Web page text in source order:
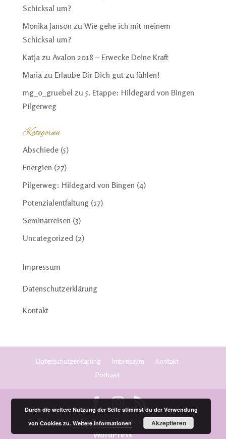
Schicksal um?
Monika Janson zu Wie gehe ich mit meinem
Schicksal um?
Katja zu Avalon 2018 – Erwecke Deine Kraft
Maria zu Erlaube Dir Dich gut zu fühlen!
mg_o_gruebel zu 5. Etappe: Hildegard von Bingen
Pilgerweg
Kategorien
Abschiede(5)
Energien (27)
Pilgerweg: Hildegard von Bingen (4)
Potenzialentfaltung(17)
Seminarreisen (3)
Uncategorized (2)
Impressum
Datenschutzerklärung
Kontakt
Datenschutzerklärung Impressum
Kontakt
Podcast
Designed byElegant Themes
| Powered by
WordPress
Durch die weitere Nutzung der Seite stimmst du der Verwendung
von Cookies zu.Weitere Informationen Akzeptieren